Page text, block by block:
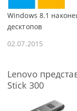
Windows 8.1
десктопов
02.07.2015
Lenovo
Stick 300